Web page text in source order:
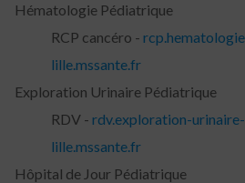
Hématologie Pédiatrique
RCP cancéro -
lille.mssante.fr
Exploration Urinaire Pédiatrique
RDV - rdv.exploration-
lille.mssante.fr
Hôpital de Jour Pédiatrique